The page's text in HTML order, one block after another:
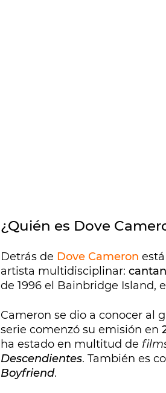
¿Quién es Dove
Detrás de Dove Cameron está
artista multidisciplinar:
de 1996 el Bainbridge Island,
Cameron se dio a conocer al
serie comenzó su emisión en
ha estado en multitud de
Descendientes. También es
Boyfriend.